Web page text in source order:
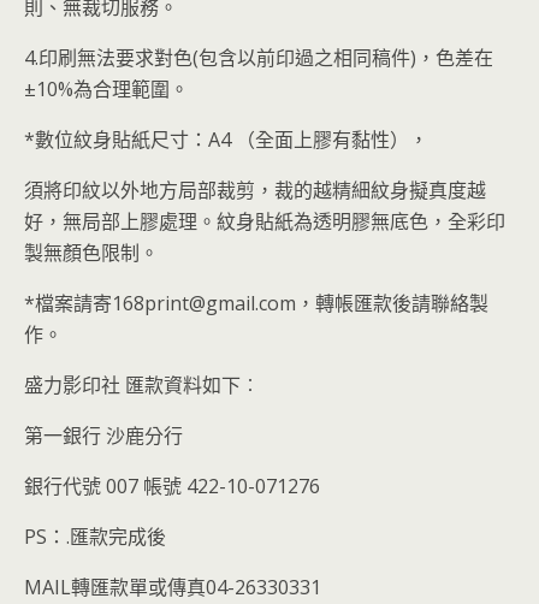
則、無裁切服務。
4.印刷無法要求對色(包含以前印過之相同稿件)，色差在
±10%為合理範圍。
*數位紋身貼紙尺寸：A4 （全面上膠有黏性），
須將印紋以外地方局部裁剪，裁的越精細紋身擬真度越
好，無局部上膠處理。紋身貼紙為透明膠無底色，全彩印
製無顏色限制。
*檔案請寄168print@gmail.com，轉帳匯款後請聯絡製
作。
盛力影印社 匯款資料如下︰
第一銀行 沙鹿分行
銀行代號 007 帳號 422-10-071276
PS：.匯款完成後
MAIL轉匯款單或傳真04-26330331